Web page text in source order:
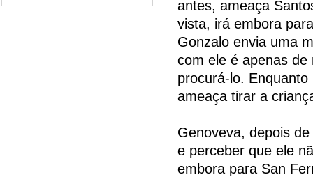
antes, ameaça
vista, irá embora
Gonzalo envia uma
com ele é apenas
procurá-lo.
ameaça tirar a
Genoveva, depois
e perceber que ele
embora para San